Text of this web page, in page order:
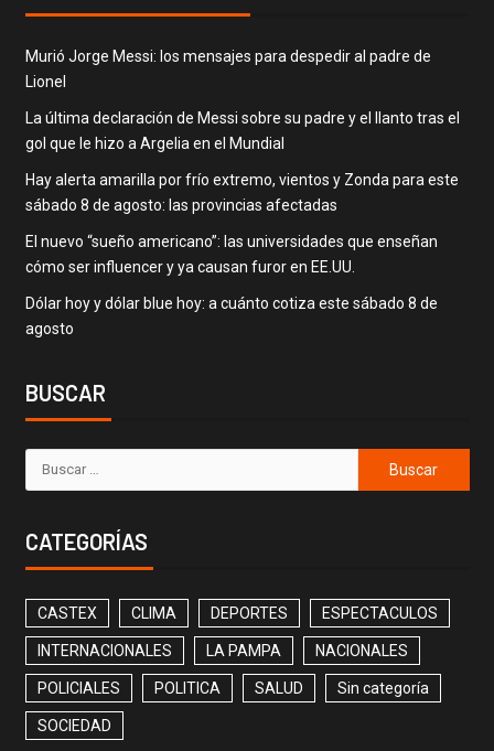
Murió Jorge Messi: los mensajes para despedir al padre de
Lionel
La última declaración de Messi sobre su padre y el llanto tras el
gol que le hizo a Argelia en el Mundial
Hay alerta amarilla por frío extremo, vientos y Zonda para este
sábado 8 de agosto: las provincias afectadas
El nuevo “sueño americano”: las universidades que enseñan
cómo ser influencer y ya causan furor en EE.UU.
Dólar hoy y dólar blue hoy: a cuánto cotiza este sábado 8 de
agosto
BUSCAR
CATEGORÍAS
CASTEX CLIMA DEPORTES ESPECTACULOS
INTERNACIONALES LA PAMPA NACIONALES
POLICIALES POLITICA SALUD Sin categoría
SOCIEDAD